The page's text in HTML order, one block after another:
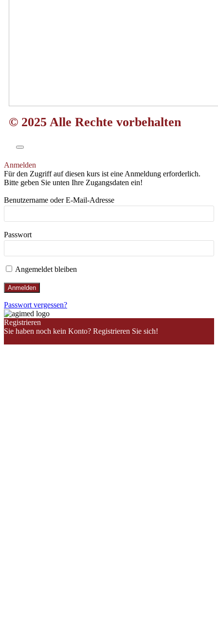
© 2025 Alle Rechte vorbehalten
Anmelden
Für den Zugriff auf diesen kurs ist eine Anmeldung erforderlich.
Bitte geben Sie unten Ihre Zugangsdaten ein!
Benutzername oder E-Mail-Adresse
Passwort
Angemeldet bleiben
Passwort vergessen?
Registrieren
Sie haben noch kein Konto? Registrieren Sie sich!